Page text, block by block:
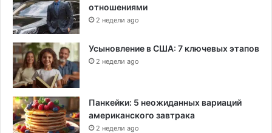
отношениями
2 недели ago
Усыновление в США: 7 ключевых этапов
2 недели ago
Панкейки: 5 неожиданных вариаций
американского завтрака
2 недели ago